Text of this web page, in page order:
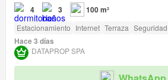
4 3 100 m²
Estacionamiento Internet Terraza Seguridad
Hace 3 días
DATAPROP SPA